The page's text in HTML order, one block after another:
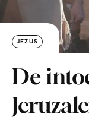
JEZUS
De